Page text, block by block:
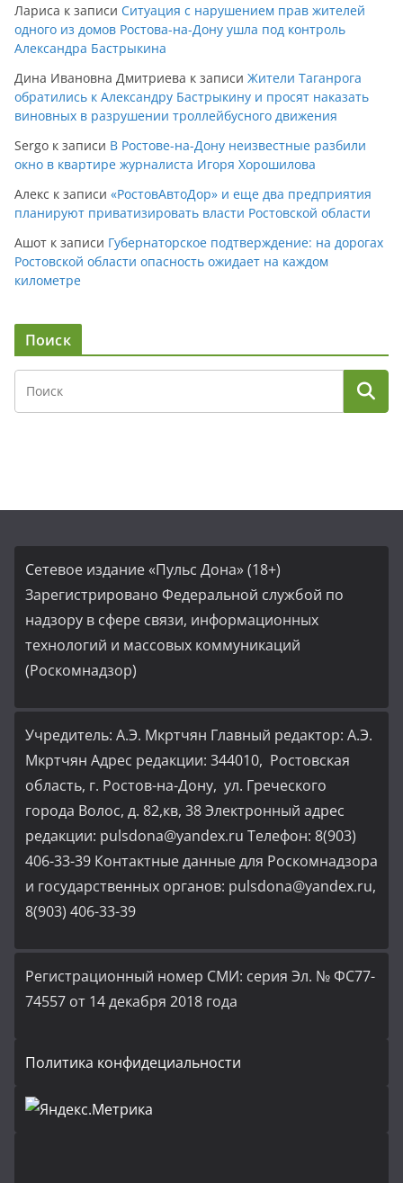
Лариса к записи Ситуация с нарушением прав жителей
одного из домов Ростова-на-Дону ушла под контроль
Александра Бастрыкина
Дина Ивановна Дмитриева к записи Жители Таганрога
обратились к Александру Бастрыкину и просят наказать
виновных в разрушении троллейбусного движения
Sergo к записи В Ростове-на-Дону неизвестные разбили
окно в квартире журналиста Игоря Хорошилова
Алекс к записи «РостовАвтоДор» и еще два предприятия
планируют приватизировать власти Ростовской области
Ашот к записи Губернаторское подтверждение: на дорогах
Ростовской области опасность ожидает на каждом
километре
Поиск
Сетевое издание «Пульс Дона» (18+)
Зарегистрировано Федеральной службой по
надзору в сфере связи, информационных
технологий и массовых коммуникаций
(Роскомнадзор)
Учредитель: А.Э. Мкртчян Главный редактор: А.Э.
Мкртчян Адрес редакции: 344010, Ростовская
область, г. Ростов-на-Дону, ул. Греческого
города Волос, д. 82,кв, 38 Электронный адрес
редакции: pulsdona@yandex.ru Телефон: 8(903)
406-33-39 Контактные данные для Роскомнадзора
и государственных органов: pulsdona@yandex.ru,
8(903) 406-33-39
Регистрационный номер СМИ: серия Эл. № ФС77-
74557 от 14 декабря 2018 года
Политика конфидециальности